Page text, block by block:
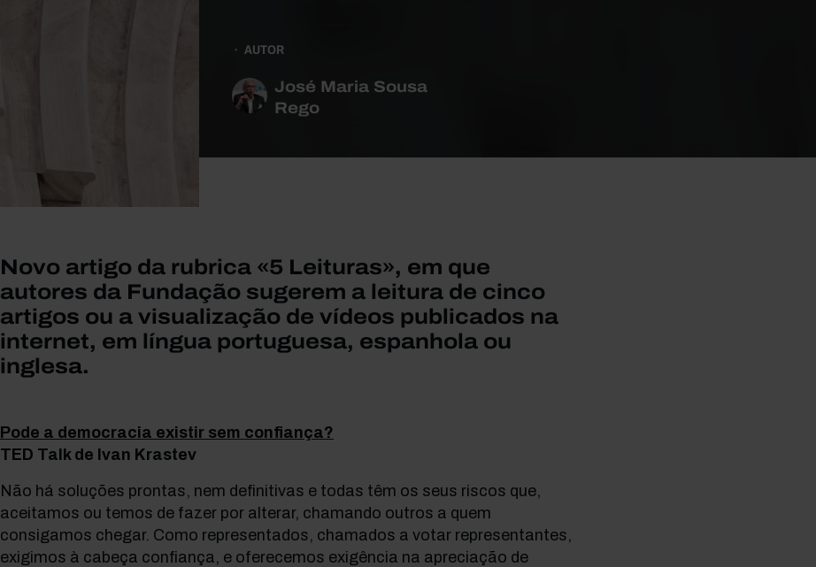
AUTOR
José Maria Sousa
Rego
Novo artigo da rubrica «5 Leituras», em que
autores da Fundação sugerem a leitura de cinco
artigos ou a visualização de vídeos publicados na
internet, em língua portuguesa, espanhola ou
inglesa.
Pode a democracia existir sem confiança?
TED Talk de Ivan Krastev
Não há soluções prontas, nem definitivas e todas têm os seus riscos que,
aceitamos ou temos de fazer por alterar, chamando outros a quem
consigamos chegar. Como representados, chamados a votar representantes,
exigimos à cabeça confiança, e oferecemos exigência na apreciação de